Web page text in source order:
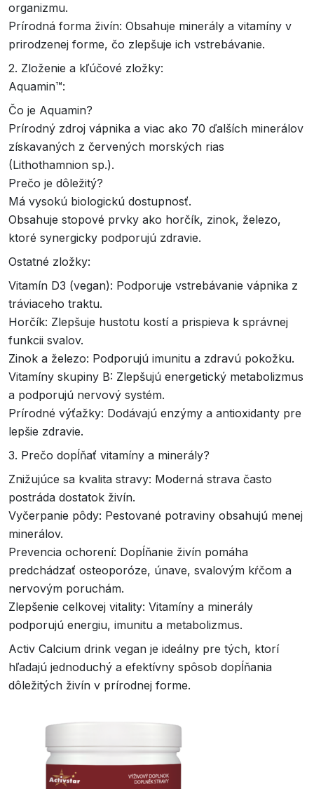
organizmu.
Prírodná forma živín: Obsahuje minerály a vitamíny v
prirodzenej forme, čo zlepšuje ich vstrebávanie.
2. Zloženie a kľúčové zložky:
Aquamin™:
Čo je Aquamin?
Prírodný zdroj vápnika a viac ako 70 ďalších minerálov
získavaných z červených morských rias
(Lithothamnion sp.).
Prečo je dôležitý?
Má vysokú biologickú dostupnosť.
Obsahuje stopové prvky ako horčík, zinok, železo,
ktoré synergicky podporujú zdravie.
Ostatné zložky:
Vitamín D3 (vegan): Podporuje vstrebávanie vápnika z
tráviaceho traktu.
Horčík: Zlepšuje hustotu kostí a prispieva k správnej
funkcii svalov.
Zinok a železo: Podporujú imunitu a zdravú pokožku.
Vitamíny skupiny B: Zlepšujú energetický metabolizmus
a podporujú nervový systém.
Prírodné výťažky: Dodávajú enzýmy a antioxidanty pre
lepšie zdravie.
3. Prečo dopĺňať vitamíny a minerály?
Znižujúce sa kvalita stravy: Moderná strava často
postráda dostatok živín.
Vyčerpanie pôdy: Pestované potraviny obsahujú menej
minerálov.
Prevencia ochorení: Dopĺňanie živín pomáha
predchádzať osteoporóze, únave, svalovým kŕčom a
nervovým poruchám.
Zlepšenie celkovej vitality: Vitamíny a minerály
podporujú energiu, imunitu a metabolizmus.
Activ Calcium drink vegan je ideálny pre tých, ktorí
hľadajú jednoduchý a efektívny spôsob dopĺňania
dôležitých živín v prírodnej forme.